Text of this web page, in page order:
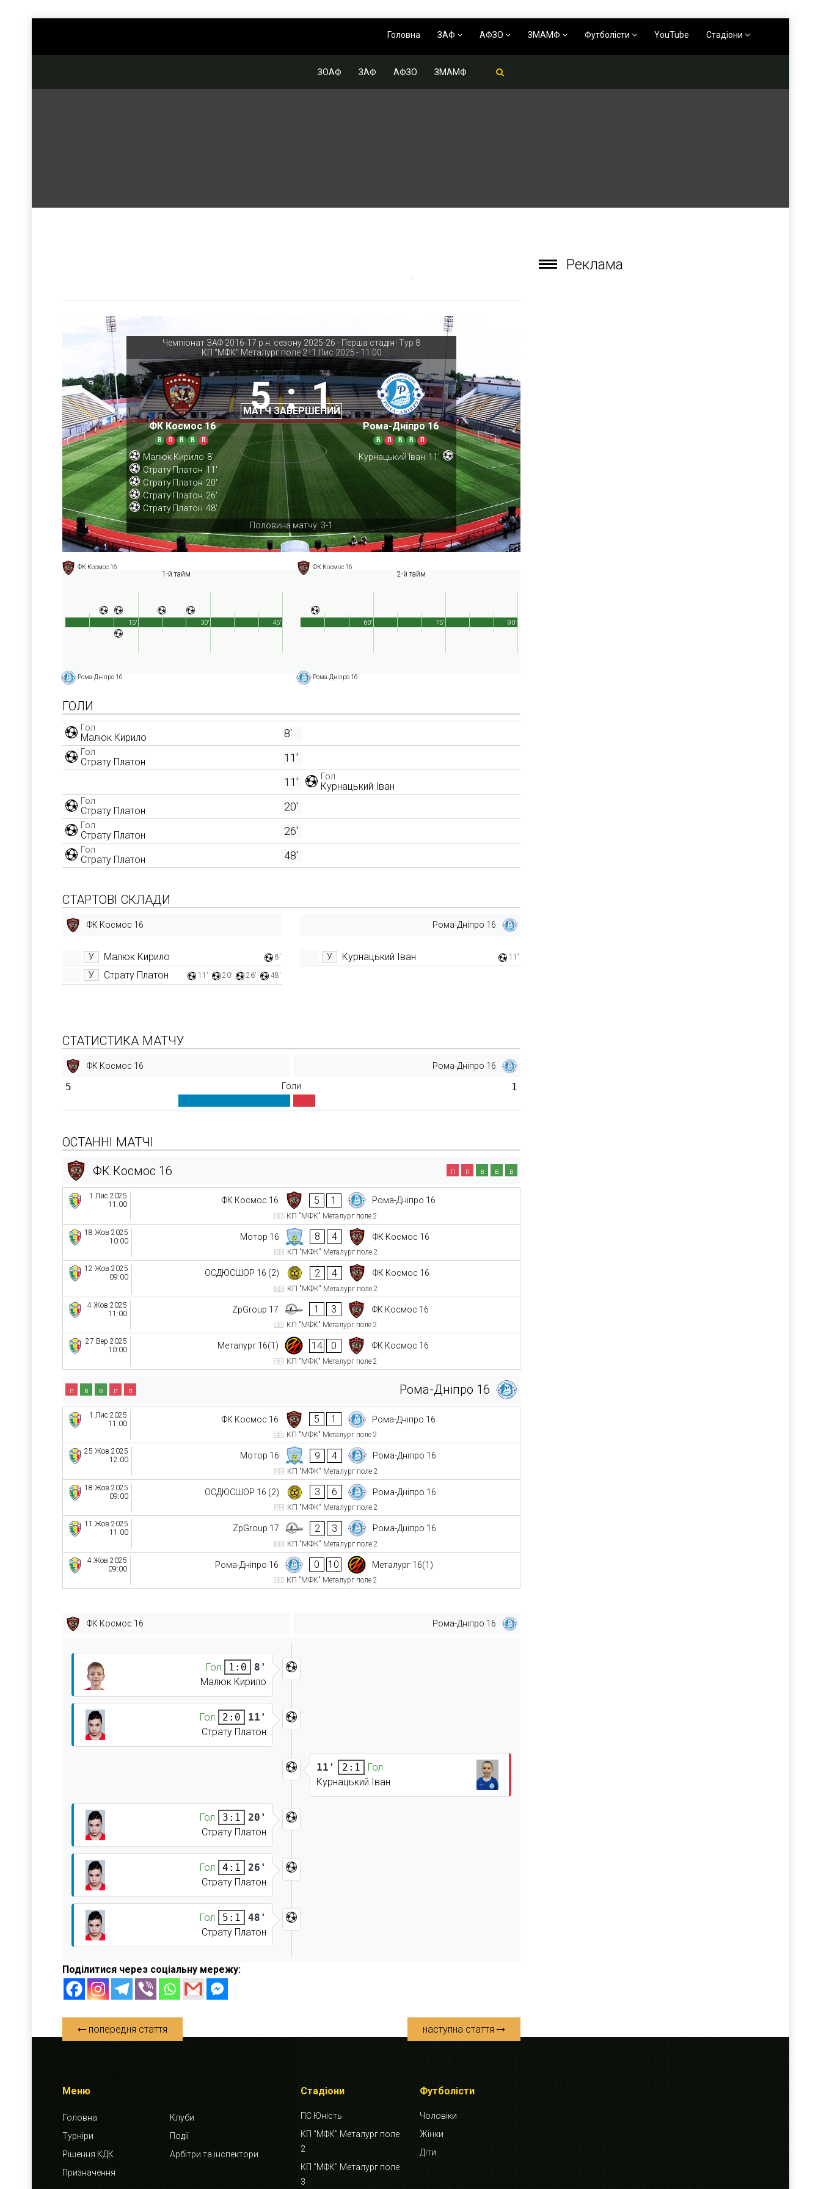
Головна ЗАФ АФЗО ЗМАМФ Футболісти YouTube Стадіони
ЗОАФ ЗАФ АФЗО ЗМАМФ
Чемпіонат ЗАФ 2016-17 р.н. сезону 2025-26 - Перша стадія | Тур 8
КП "МФК" Металург поле 2 | 1 Лис 2025-11:00
ФК Космос 16
В П В В П
5 : 1
МАТЧ ЗАВЕРШЕНИЙ
Рома-Дніпро 16
В П В В П
Малюк Кирило 8'
Страту Платон 11'
Страту Платон 20'
Страту Платон 26'
Страту Платон 48'
Курнацький Іван 11'
Половина матчу: 3-1
ФК Космос 16
1-й тайм
Рома-Дніпро 16
45'
15' 30'
ФК Космос 16
2-й тайм
Рома-Дніпро 16
90'
60' 75'
ГОЛИ
Гол
Малюк Кирило 8'
Гол
Страту Платон
11'
11'
Гол
Курнацький Іван
Гол
Страту Платон 20'
Гол
Страту Платон 26'
Гол
Страту Платон 48'
СТАРТОВІ СКЛАДИ
ФК Космос 16
У Малюк Кирило 8'
У Страту Платон 11' 20' 26' 48'
Рома-Дніпро 16
У Курнацький Іван 11'
СТАТИСТИКА МАТЧУ
ФК Космос 16 Рома-Дніпро 16
5 Голи 1
ОСТАННІ МАТЧІ
ФК Космос 16
п п в в в
1 Лис 2025
11:00
ФК Космос 16 5 1 Рома-Дніпро 16
КП "МФК" Металург поле 2
18 Жов 2025
10:00
Мотор 16 8 4 ФК Космос 16
КП "МФК" Металург поле 2
12 Жов 2025
09:00
ОСДЮСШОР 16 (2) 2 4 ФК Космос 16
КП "МФК" Металург поле 2
4 Жов 2025
11:00
ZpGroup 17 1 3 ФК Космос 16
КП "МФК" Металург поле 2
27 Вер 2025
10:00
Металург 16(1) 14 0 ФК Космос 16
КП "МФК" Металург поле 2
Рома-Дніпро 16
п в в п п
1 Лис 2025
11:00
ФК Космос 16 5 1 Рома-Дніпро 16
КП "МФК" Металург поле 2
25 Жов 2025
12:00
Мотор 16 9 4 Рома-Дніпро 16
КП "МФК" Металург поле 2
18 Жов 2025
09:00
ОСДЮСШОР 16 (2) 3 6 Рома-Дніпро 16
КП "МФК" Металург поле 2
11 Жов 2025
11:00
ZpGroup 17 2 3 Рома-Дніпро 16
КП "МФК" Металург поле 2
4 Жов 2025
09:00
Рома-Дніпро 16 0 10 Металург 16(1)
КП "МФК" Металург поле 2
ФК Космос 16 Рома-Дніпро 16
Гол 1:0
8'
Малюк Кирило
Гол 2:0
11'
Страту Платон
11' 2:1
Гол
Курнацький Іван
Гол 3:1
20'
Страту Платон
Гол 4:1
26'
Страту Платон
Гол 5:1
48'
Страту Платон
Поділитися через соціальну мережу:
попередня стаття наступна стаття
Реклама
Меню
Головна
Клуби
Турніри
Події
Рішення КДК
Арбітри та інспектори
Призначення
Стадіони
ПС Юність
КП “МФК” Металург поле
2
КП “МФК” Металург поле
3
Футболісти
Чоловіки
Жінки
Діти